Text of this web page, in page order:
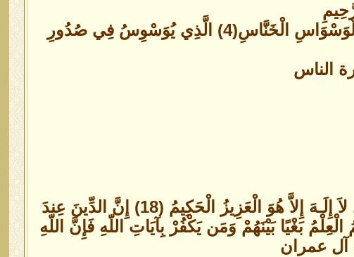
قُلْ أَعُوذُ بِرَبِّ النَّاسِ(1) مَلِكِ النَّاسِ(2) إِلَهِ النَّاسِ(3) مِنْ شَرِّ الْوَسْوَاسِ الْخَنَّاسِ(4) الَّذِي يُوَسْوِسُ فِي صُدُورِ
شَهِدَ اللّهُ أَنَّهُ لاَ إِلَـهَ إِلاَّ هُوَ وَالْمَلاَئِكَةُ وَأُوْلُواْ الْعِلْمِ قَآئِمَاً بِالْقِسْطِ لاَ إِلَـهَ إِلاَّ هُوَ الْعَزِيزُ الْحَكِيمُ (18) إِنَّ الدِّينَ عِندَ
بَغْيًا بَيْنَهُمْ وَمَن يَكْفُرْ بِآيَاتِ اللّهِ فَإِنَّ اللّهِ